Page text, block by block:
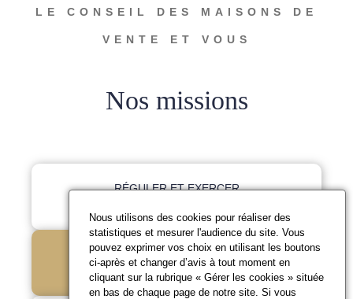
LE CONSEIL DES MAISONS DE
VENTE ET VOUS
Nos missions
RÉGULER ET EXERCER
RÉPONDRE À VOS
QUESTIONS
Nous utilisons des cookies pour réaliser des
statistiques et mesurer l'audience du site. Vous
pouvez exprimer vos choix en utilisant les boutons
ci-après et changer d’avis à tout moment en
cliquant sur la rubrique « Gérer les cookies » située
en bas de chaque page de notre site. Si vous